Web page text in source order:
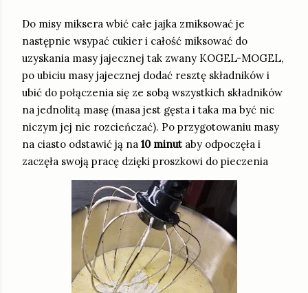
Do misy miksera wbić całe jajka zmiksować je
następnie wsypać cukier i całość miksować do
uzyskania masy jajecznej tak zwany KOGEL-MOGEL,
po ubiciu masy jajecznej dodać resztę składników i
ubić do połączenia się ze sobą wszystkich składników
na jednolitą masę (masa jest gęsta i taka ma być nic
niczym jej nie rozcieńczać). Po przygotowaniu masy
na ciasto odstawić ją na 10 minut aby odpoczęła i
zaczęła swoją pracę dzięki proszkowi do pieczenia